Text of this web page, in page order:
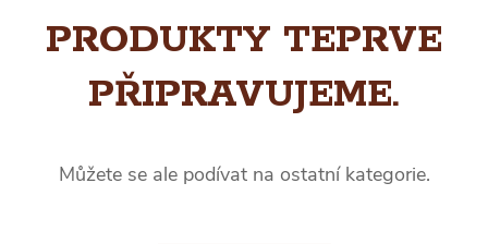
PRODUKTY TEPRVE
PŘIPRAVUJEME.
Můžete se ale podívat na ostatní kategorie.